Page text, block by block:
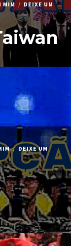
MIM
DEIXE UM
DEIXE UM